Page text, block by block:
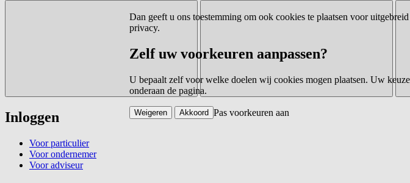
Inloggen
Voor particulier
Voor ondernemer
Voor adviseur
Dan geeft u ons toestemming om ook cookies te plaatsen voor
privacy.
Zelf uw voorkeuren aanpassen?
U bepaalt zelf voor welke doelen wij cookies mogen plaatsen. Uw
onderaan de pagina.
Pas voorkeuren aan
Weigeren Akkoord